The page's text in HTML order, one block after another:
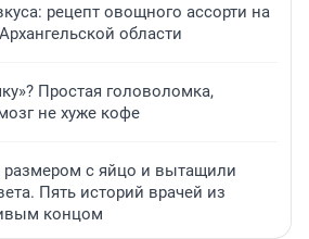
рецепт овощного ассорти на
области
Простая головоломка,
не хуже кофе
размером с яйцо и вытащили
Пять историй врачей из
концом